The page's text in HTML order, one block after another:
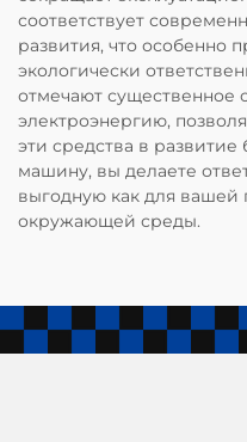
соответствует
развития, что особенно
экологически
отмечают существенное
электроэнергию,
эти средства в
машину, вы делаете
выгодную как для вашей
окружающей среды.